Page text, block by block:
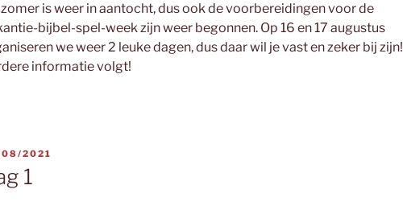
zomer is weer in aantocht, dus ook de voorbereidingen voor de
bijbel-spel-week zijn weer begonnen. Op 16 en 17 augustus
we weer 2 leuke dagen, dus daar wil je vast en zeker bij zijn!
informatie volgt!
2021
1